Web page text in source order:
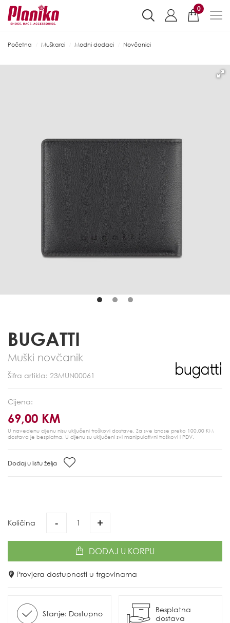
0
Početna Muškarci Modni dodaci Novčanici
BUGATTI
Muški novčanik
Šifra artikla: 23MUN00061
Cijena:
69,00 KM
U navedenu cijenu nisu uključeni troškovi dostave. Za sve iznose preko 100,00 KM
dostava je besplatna. U cijenu su uključeni svi manipulativni troškovi i PDV.
Dodaj u listu želja
Količina - +
DODAJ U KORPU
Provjera dostupnosti u trgovinama
Stanje: Dostupno
Besplatna
dostava